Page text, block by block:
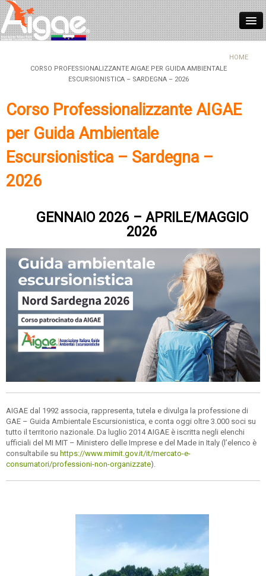
ASSOCIARSI
NORMATIVE
HOME
CORSO PROFESSIONALIZZANTE AIGAE PER GUIDA AMBIENTALE
ESCURSIONISTICA – SARDEGNA – 2026
Corso Professionalizzante AIGAE
per Guida Ambientale
Escursionistica – Sardegna –
2026
GENNAIO 2026 – APRILE/MAGGIO
2026
AIGAE dal 1992 associa, rappresenta, tutela e divulga la professione di
GAE – Guida Ambientale Escursionistica, e conta oggi oltre 3.000 soci su
tutto il territorio nazionale. Da luglio 2014 AIGAE è iscritta negli elenchi
ufficiali del MI MIT – Ministero delle Imprese e del Made in Italy (l’elenco è
consultabile su https://www.mimit.gov.it/it/mercato-e-
consumatori/professioni-non-organizzate).